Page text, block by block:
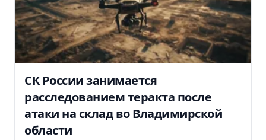
СК России занимается
расследованием теракта после
атаки на склад во Владимирской
области